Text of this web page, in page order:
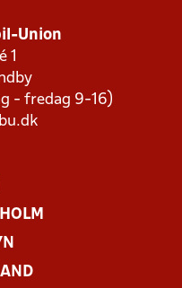
Union
1
- fredag 9-16)